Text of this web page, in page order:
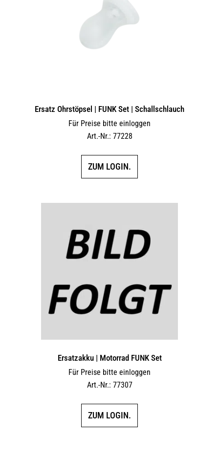
Ersatz Ohrstöpsel | FUNK Set | Schallschlauch
Für Preise bitte einloggen
Art.-Nr.: 77228
ZUM LOGIN.
Ersatzakku | Motorrad FUNK Set
Für Preise bitte einloggen
Art.-Nr.: 77307
ZUM LOGIN.